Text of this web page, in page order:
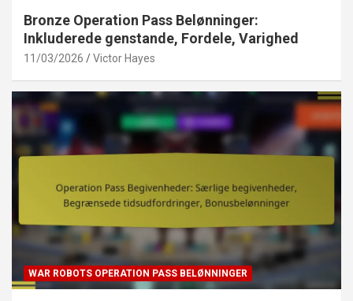
Bronze Operation Pass Belønninger:
Inkluderede genstande, Fordele, Varighed
11/03/2026 Victor Hayes
WAR ROBOTS OPERATION PASS BELØNNINGER